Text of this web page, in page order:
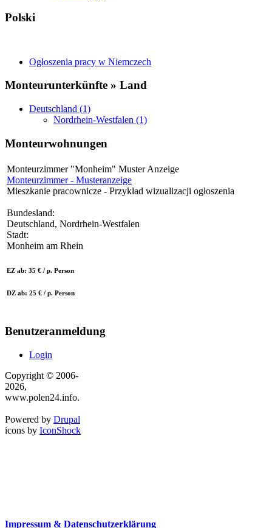
Polski
Ogłoszenia pracy w Niemczech
Monteurunterkünfte » Land
Deutschland (1)
Nordrhein-Westfalen (1)
Monteurwohnungen
Monteurzimmer "Monheim" Muster Anzeige
Monteurzimmer - Musteranzeige
Mieszkanie pracownicze - Przykład wizualizacji ogłoszenia
Bundesland:
Deutschland, Nordrhein-Westfalen
Stadt:
Monheim am Rhein
EZ ab: 35 € / p. Person
DZ ab: 25 € / p. Person
Benutzeranmeldung
Login
Copyright © 2006-
2026,
www.polen24.info.
Powered by Drupal
icons by IconShock
Impressum & Datenschutzerklärung